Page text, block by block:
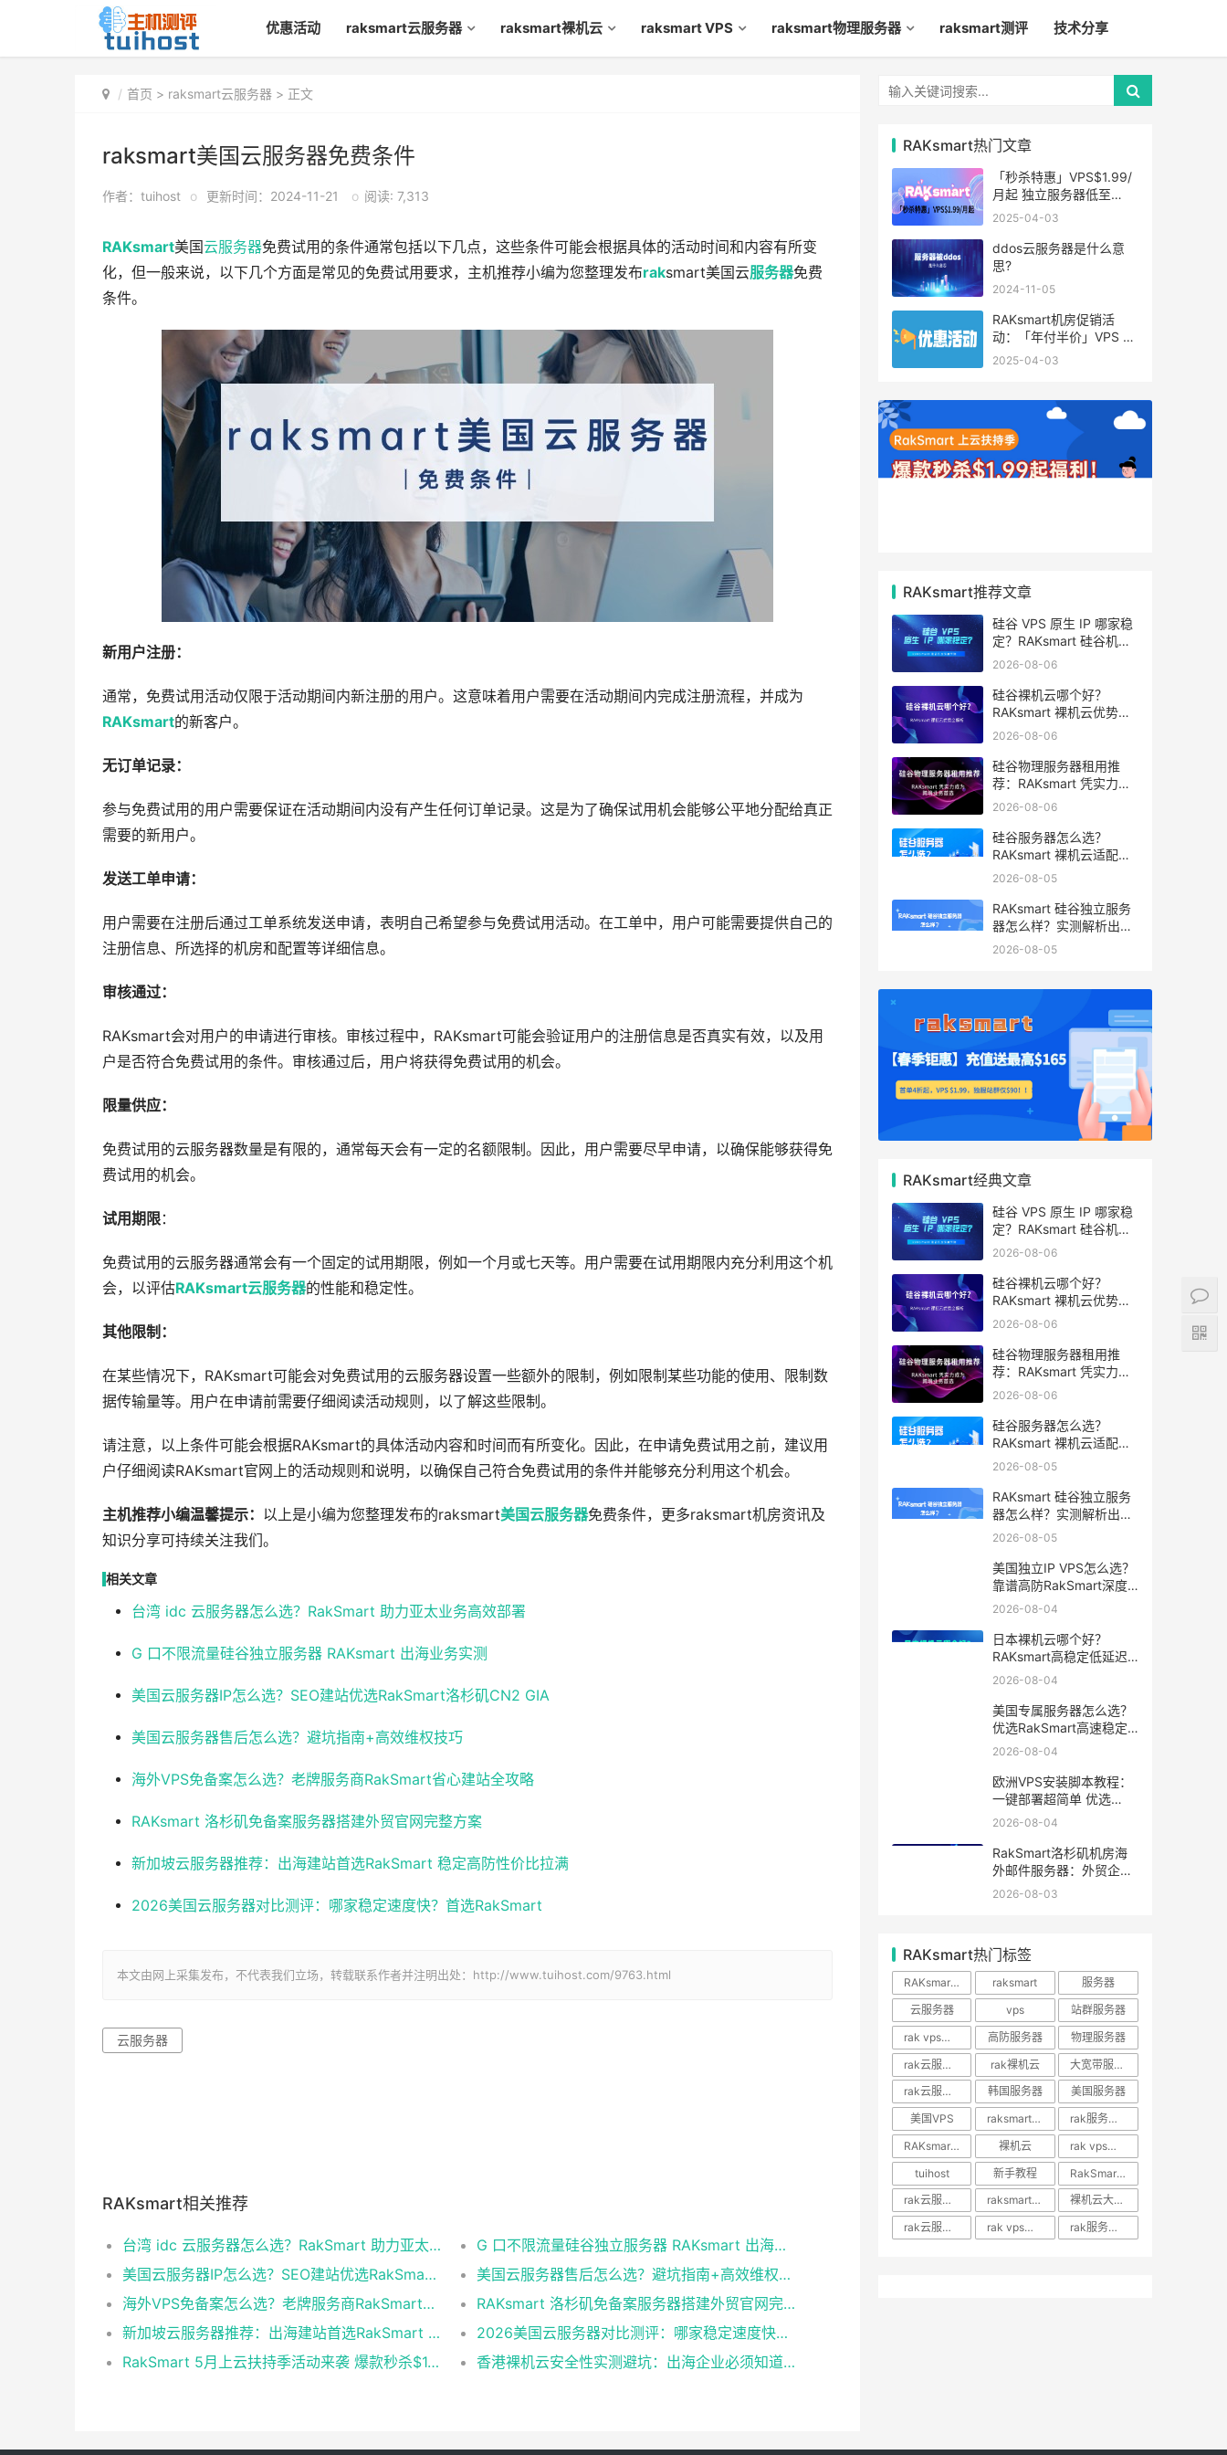
优惠活动 raksmart云服务器 raksmart裸机云 raksmart VPS raksmart物理服务器 raksmart测评 技术分享
首页 > raksmart云服务器 > 正文
raksmart美国云服务器免费条件
作者：tuihost o 更新时间：2024-11-21 o 阅读: 7,313
RAKsmart美国云服务器免费试用的条件通常包括以下几点，这些条件可能会根据具体的活动时间和内容有所变
化，但一般来说，以下几个方面是常见的免费试用要求，主机推荐小编为您整理发布raksmart美国云服务器免费
条件。
新用户注册：
通常，免费试用活动仅限于活动期间内新注册的用户。这意味着用户需要在活动期间内完成注册流程，并成为
RAKsmart的新客户。
无订单记录：
参与免费试用的用户需要保证在活动期间内没有产生任何订单记录。这是为了确保试用机会能够公平地分配给真正
需要的新用户。
发送工单申请：
用户需要在注册后通过工单系统发送申请，表明自己希望参与免费试用活动。在工单中，用户可能需要提供自己的
注册信息、所选择的机房和配置等详细信息。
审核通过：
RAKsmart会对用户的申请进行审核。审核过程中，RAKsmart可能会验证用户的注册信息是否真实有效，以及用
户是否符合免费试用的条件。审核通过后，用户将获得免费试用的机会。
限量供应：
免费试用的云服务器数量是有限的，通常每天会有一定的名额限制。因此，用户需要尽早申请，以确保能够获得免
费试用的机会。
试用期限：
免费试用的云服务器通常会有一个固定的试用期限，例如一个月或七天等。用户需要在试用期限内充分利用这个机
会，以评估RAKsmart云服务器的性能和稳定性。
其他限制：
在某些情况下，RAKsmart可能会对免费试用的云服务器设置一些额外的限制，例如限制某些功能的使用、限制数
据传输量等。用户在申请前需要仔细阅读活动规则，以了解这些限制。
请注意，以上条件可能会根据RAKsmart的具体活动内容和时间而有所变化。因此，在申请免费试用之前，建议用
户仔细阅读RAKsmart官网上的活动规则和说明，以确保自己符合免费试用的条件并能够充分利用这个机会。
主机推荐小编温馨提示： 以上是小编为您整理发布的raksmart美国云服务器免费条件，更多raksmart机房资讯及
知识分享可持续关注我们。
相关文章
台湾 idc 云服务器怎么选？RakSmart 助力亚太业务高效部署
G 口不限流量硅谷独立服务器 RAKsmart 出海业务实测
美国云服务器IP怎么选？SEO建站优选RakSmart洛杉矶CN2 GIA
美国云服务器售后怎么选？避坑指南+高效维权技巧
海外VPS免备案怎么选？老牌服务商RakSmart省心建站全攻略
RAKsmart 洛杉矶免备案服务器搭建外贸官网完整方案
新加坡云服务器推荐：出海建站首选RakSmart 稳定高防性价比拉满
2026美国云服务器对比测评：哪家稳定速度快？首选RakSmart
本文由网上采集发布，不代表我们立场，转载联系作者并注明出处：http://www.tuihost.com/9763.html
云服务器
RAKsmart相关推荐
台湾 idc 云服务器怎么选？RakSmart 助力亚太业务高效部署
G 口不限流量硅谷独立服务器 RAKsmart 出海业务实测
美国云服务器IP怎么选？SEO建站优选RakSmart洛杉矶CN2 GIA
美国云服务器售后怎么选？避坑指南+高效维权技巧
海外VPS免备案怎么选？老牌服务商RakSmart省心建站全攻略
RAKsmart 洛杉矶免备案服务器搭建外贸官网完整方案
新加坡云服务器推荐：出海建站首选RakSmart 稳定高防性价比拉满
2026美国云服务器对比测评：哪家稳定速度快？首选RakSmart
RakSmart 5月上云扶持季活动来袭 爆款秒杀$1.99起！新用户首单6.5折
香港裸机云安全性实测避坑：出海企业必须知道的底层真相
RAKsmart热门文章
「秒杀特惠」VPS$1.99/
月起 独立服务器低至
$49/月起
2025-04-03
ddos云服务器是什么意
思?
2024-11-05
RAKsmart机房促销活
动：「年付半价」VPS 云
服务器仅$19.6/年起
2025-04-03
RAKsmart推荐文章
硅谷 VPS 原生 IP 哪家稳
定？RAKsmart 硅谷机房
深度评测
2026-08-06
硅谷裸机云哪个好？
RAKsmart 裸机云优势全
解析
2026-08-06
硅谷物理服务器租用推
荐：RAKsmart 凭实力成
为跨境业务首选
2026-08-06
硅谷服务器怎么选？
RAKsmart 裸机云适配跨
境电商 手游后台
2026-08-05
RAKsmart 硅谷独立服务
器怎么样？实测解析出海
业务选型参考
2026-08-05
RAKsmart经典文章
硅谷 VPS 原生 IP 哪家稳
定？RAKsmart 硅谷机房
深度评测
2026-08-06
硅谷裸机云哪个好？
RAKsmart 裸机云优势全
解析
2026-08-06
硅谷物理服务器租用推
荐：RAKsmart 凭实力成
为跨境业务首选
2026-08-06
硅谷服务器怎么选？
RAKsmart 裸机云适配跨
境电商 手游后台
2026-08-05
RAKsmart 硅谷独立服务
器怎么样？实测解析出海
业务选型参考
2026-08-05
美国独立IP VPS怎么选？
靠谱高防RakSmart深度
推荐
2026-08-04
日本裸机云哪个好？
RAKsmart高稳定低延迟
裸机云深度测评
2026-08-04
美国专属服务器怎么选？
优选RakSmart高速稳定
独立服务器
2026-08-04
欧洲VPS安装脚本教程：
一键部署超简单 优选
RakSmart欧洲机房
2026-08-04
RakSmart洛杉矶机房海
外邮件服务器：外贸企业
跨境邮件收发优选
2026-08-03
RAKsmart热门标签
RAKsmart服务器 raksmart
服务器
云服务器
vps
站群服务器
rak vps优惠
高防服务器
物理服务器
rak云服务器推荐
rak裸机云
大宽带服务器
rak云服务器优惠
韩国服务器
美国服务器
美国VPS
raksmart裸机云
rak服务器评测
RAKsmart服务器评测
裸机云
rak vps价格
tuihost
新手教程
RakSmart美国VPS
rak云服务器价格
raksmart美国云服务器
裸机云大宽带服务器
rak云服务器评测
rak vps评测 rak服务器优惠